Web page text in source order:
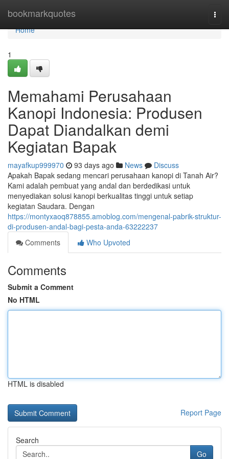
bookmarkquotes
Home
Home
1
Memahami Perusahaan
Kanopi Indonesia: Produsen
Dapat Diandalkan demi
Kegiatan Bapak
mayafkup999970 93 days ago News
Discuss
Apakah Bapak sedang mencari perusahaan kanopi di Tanah Air?
Kami adalah pembuat yang andal dan berdedikasi untuk
menyediakan solusi kanopi berkualitas tinggi untuk setiap
kegiatan Saudara. Dengan
https://montyxaoq878855.amoblog.com/mengenal-pabrik-struktur-
di-produsen-andal-bagi-pesta-anda-63222237
Comments
Who Upvoted
Comments
Submit a Comment
No HTML
HTML is disabled
Report Page
Search
Go